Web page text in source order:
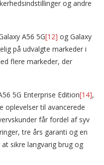
og andre
A56 5G[12] og Galaxy
på udvalgte markeder i
flere markeder, der
5G Enterprise Edition[14],
oplevelser til avancerede
får fordel af syv
tre års garanti og en
sikre langvarig brug og